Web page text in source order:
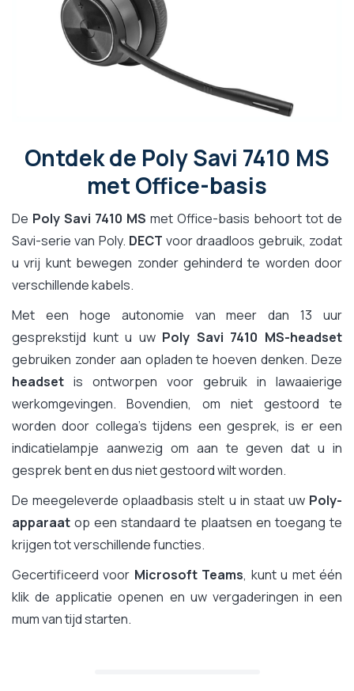
Ontdek de Poly Savi 7410 MS
met Office-basis
De Poly Savi 7410 MS met Office-basis behoort tot de
Savi-serie van Poly. DECT voor draadloos gebruik, zodat
u vrij kunt bewegen zonder gehinderd te worden door
verschillende kabels.
Met een hoge autonomie van meer dan 13 uur
gesprekstijd kunt u uw Poly Savi 7410 MS-headset
gebruiken zonder aan opladen te hoeven denken. Deze
headset is ontworpen voor gebruik in lawaaierige
werkomgevingen. Bovendien, om niet gestoord te
worden door collega's tijdens een gesprek, is er een
indicatielampje aanwezig om aan te geven dat u in
gesprek bent en dus niet gestoord wilt worden.
De meegeleverde oplaadbasis stelt u in staat uw Poly-
apparaat op een standaard te plaatsen en toegang te
krijgen tot verschillende functies.
Gecertificeerd voor Microsoft Teams, kunt u met één
klik de applicatie openen en uw vergaderingen in een
mum van tijd starten.